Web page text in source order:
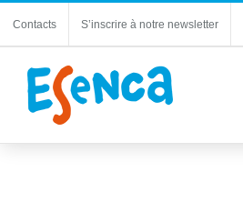
Contacts S’inscrire à notre newsletter